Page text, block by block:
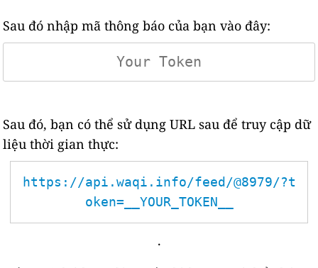
Sau đó nhập mã thông báo của bạn vào đây:
Sau đó, bạn có thể sử dụng URL sau để truy cập dữ
liệu thời gian thực:
https://api.waqi.info/feed/@8979/?t
oken=__YOUR_TOKEN__
.